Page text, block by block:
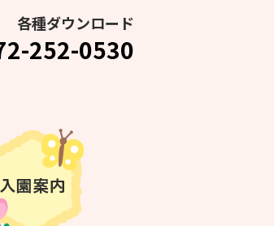
各種ダウンロード
252-0530